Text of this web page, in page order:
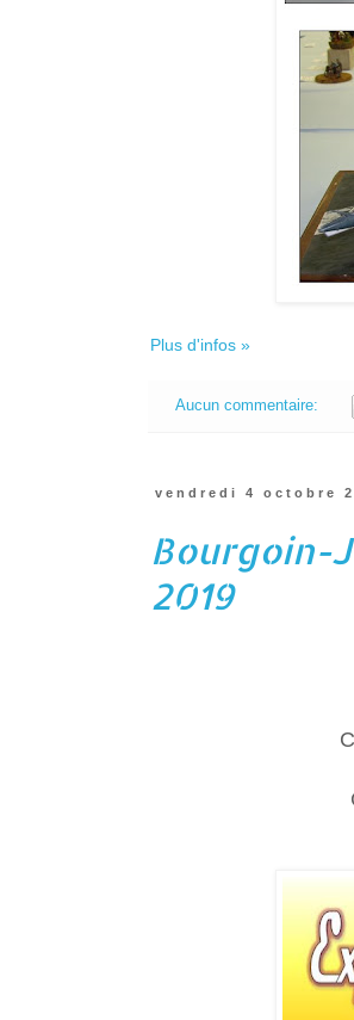
Plus d'infos »
Aucun commentaire:
vendredi 4 octobre
Bourgoin-
2019